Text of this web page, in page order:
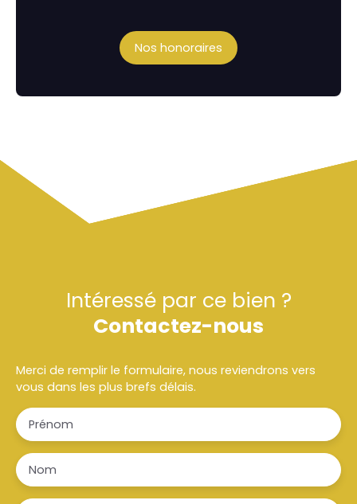
Nos honoraires
Intéressé par ce bien ?
Contactez-nous
Merci de remplir le formulaire, nous reviendrons vers
vous dans les plus brefs délais.
Prénom
Nom